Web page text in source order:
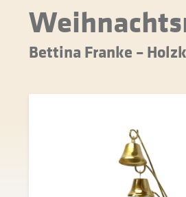
Bettina Franke –